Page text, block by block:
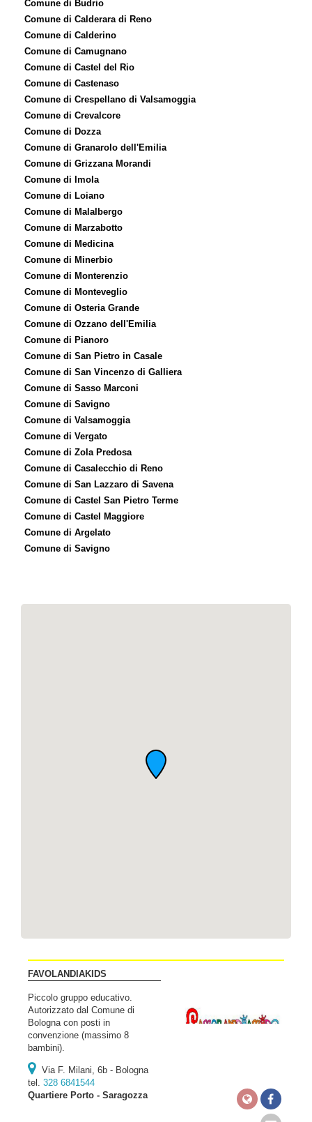
Comune di Budrio
Comune di Calderara di Reno
Comune di Calderino
Comune di Camugnano
Comune di Castel del Rio
Comune di Castenaso
Comune di Crespellano di Valsamoggia
Comune di Crevalcore
Comune di Dozza
Comune di Granarolo dell'Emilia
Comune di Grizzana Morandi
Comune di Imola
Comune di Loiano
Comune di Malalbergo
Comune di Marzabotto
Comune di Medicina
Comune di Minerbio
Comune di Monterenzio
Comune di Monteveglio
Comune di Osteria Grande
Comune di Ozzano dell'Emilia
Comune di Pianoro
Comune di San Pietro in Casale
Comune di San Vincenzo di Galliera
Comune di Sasso Marconi
Comune di Savigno
Comune di Valsamoggia
Comune di Vergato
Comune di Zola Predosa
Comune di Casalecchio di Reno
Comune di San Lazzaro di Savena
Comune di Castel San Pietro Terme
Comune di Castel Maggiore
Comune di Argelato
Comune di Savigno
FAVOLANDIAKIDS
Piccolo gruppo educativo.
Autorizzato dal Comune di
Bologna con posti in
convenzione (massimo 8
bambini).
Via F. Milani, 6b - Bologna
tel. 328 6841544
Quartiere Porto - Saragozza